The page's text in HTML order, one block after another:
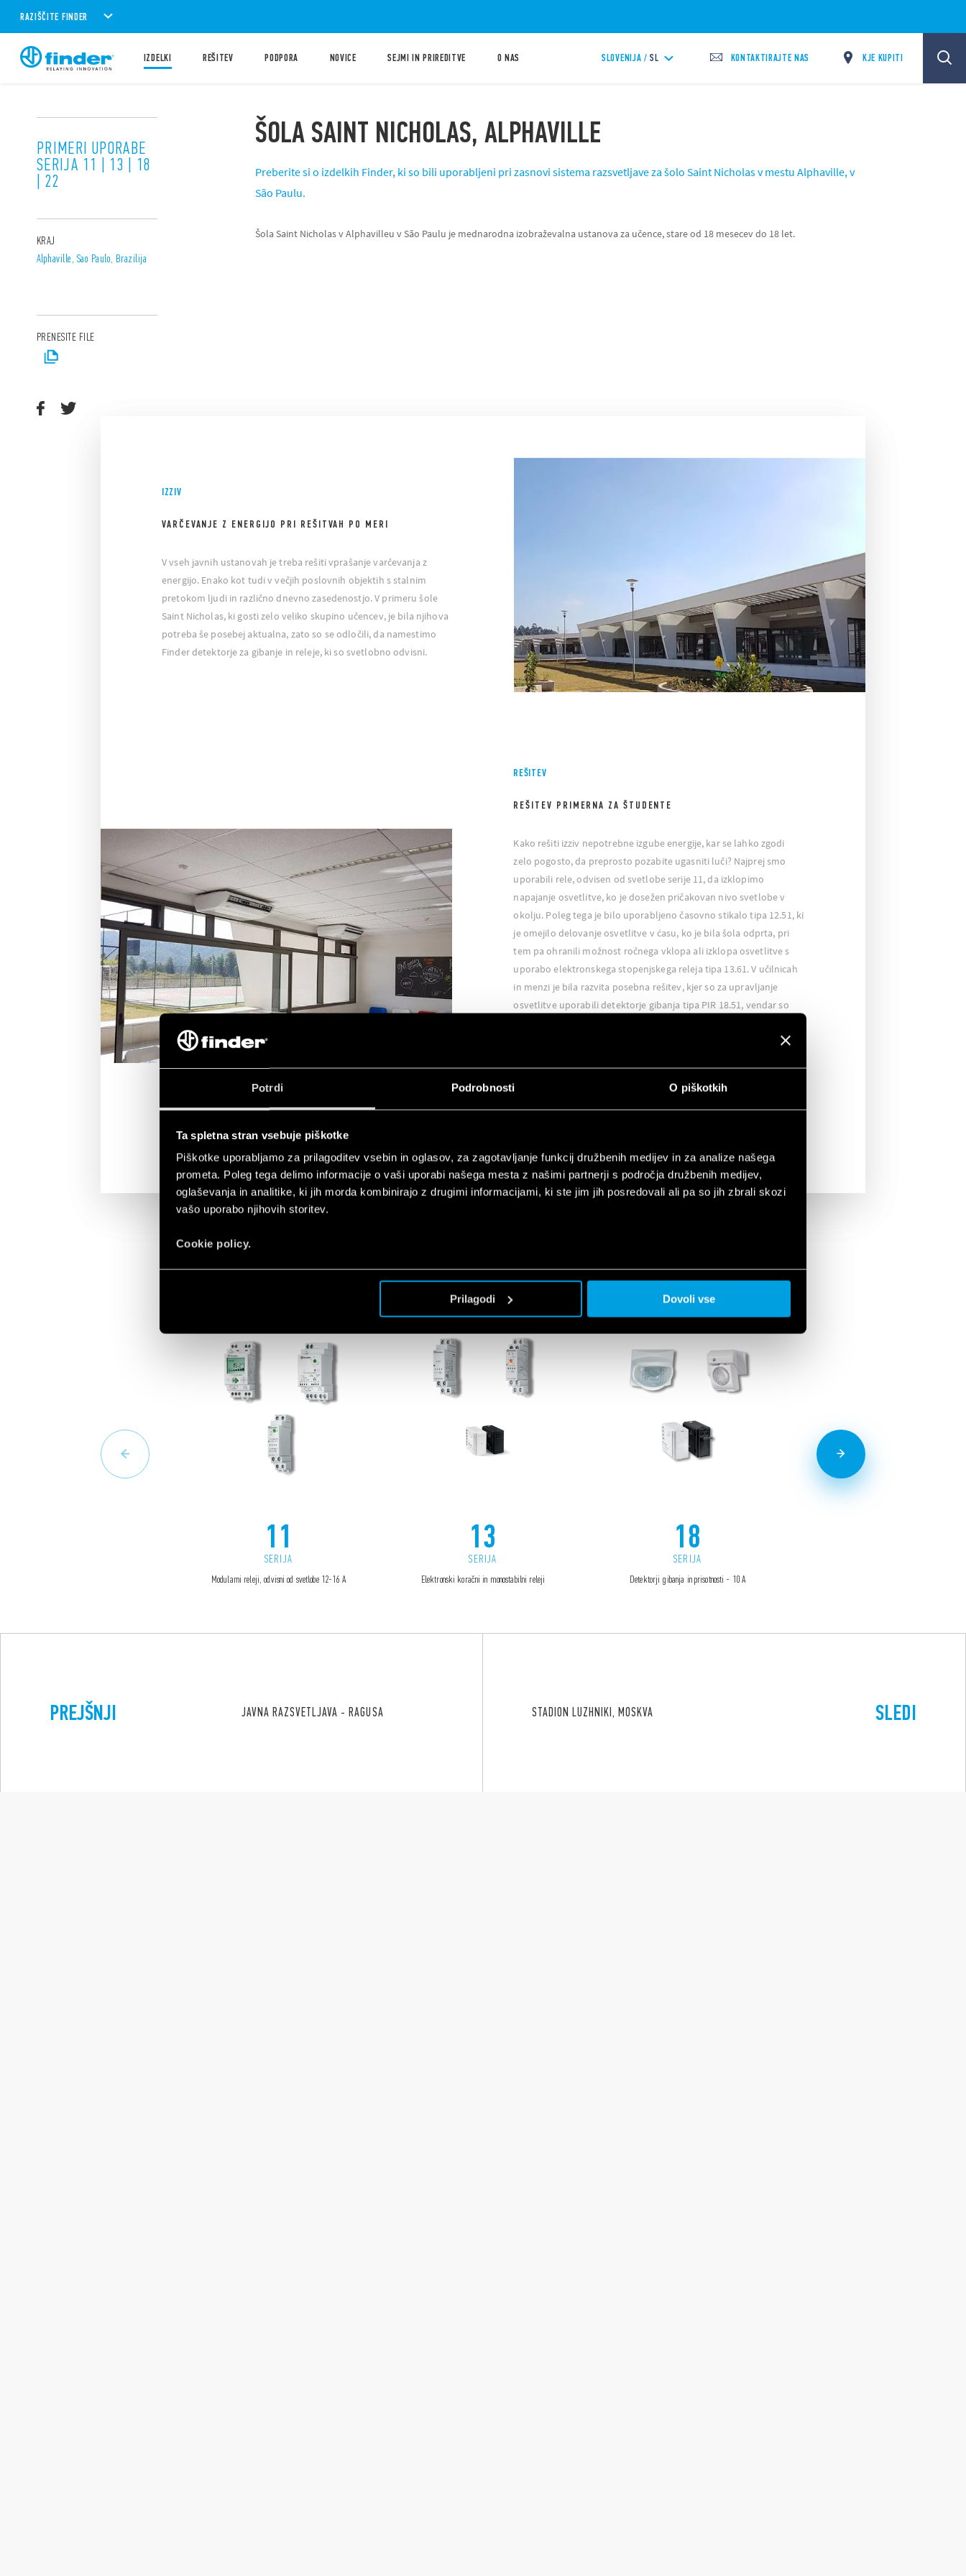
Potrdi Podrobnosti O piškotkih
Ta spletna stran vsebuje piškotke
Piškotke uporabljamo za prilagoditev vsebin in oglasov, za zagotavljanje funkcij družbenih medijev in za analize našega
prometa. Poleg tega delimo informacije o vaši uporabi našega mesta z našimi partnerji s področja družbenih medijev,
oglaševanja in analitike, ki jih morda kombinirajo z drugimi informacijami, ki ste jim jih posredovali ali pa so jih zbrali skozi
vašo uporabo njihovih storitev.
Cookie policy.
Prilagodi Dovoli vse
RAZIŠČITE FINDER
IZDELKI REŠITEV PODPORA NOVICE SEJMI IN PRIREDITVE O NAS SLOVENIJA / SL KONTAKTIRAJTE NAS KJE KUPITI
ŠOLA SAINT NICHOLAS, ALPHAVILLE
Preberite si o izdelkih Finder, ki so bili uporabljeni pri zasnovi sistema razsvetljave za šolo Saint Nicholas v mestu Alphaville, v
São Paulu.
Šola Saint Nicholas v Alphavilleu v São Paulu je mednarodna izobraževalna ustanova za učence, stare od 18 mesecev do 18 let.
PRIMERI UPORABE
SERIJA 11 | 13 | 18
| 22
KRAJ
Alphaville, Sao Paulo, Brazilija
PRENESITE FILE
IZZIV
VARČEVANJE Z ENERGIJO PRI REŠITVAH PO MERI
V vseh javnih ustanovah je treba rešiti vprašanje varčevanja z
energijo. Enako kot tudi v večjih poslovnih objektih s stalnim
pretokom ljudi in različno dnevno zasedenostjo. V primeru šole
Saint Nicholas, ki gosti zelo veliko skupino učencev, je bila njihova
potreba še posebej aktualna, zato so se odločili, da namestimo
Finder detektorje za gibanje in releje, ki so svetlobno odvisni.
REŠITEV
REŠITEV PRIMERNA ZA ŠTUDENTE
Kako rešiti izziv nepotrebne izgube energije, kar se lahko zgodi
zelo pogosto, da preprosto pozabite ugasniti luči? Najprej smo
uporabili rele, odvisen od svetlobe serije 11, da izklopimo
napajanje osvetlitve, ko je dosežen pričakovan nivo svetlobe v
okolju. Poleg tega je bilo uporabljeno časovno stikalo tipa 12.51, ki
je omejilo delovanje osvetlitve v ćasu, ko je bila šola odprta, pri
tem pa ohranili možnost ročnega vklopa ali izklopa osvetlitve s
uporabo elektronskega stopenjskega releja tipa 13.61. V učilnicah
in menzi je bila razvita posebna rešitev, kjer so za upravljanje
osvetlitve uporabili detektorje gibanja tipa PIR 18.51, vendar so
svetlobe v prostoru ni bila zadostna. Kot nadaljnji ukrep detektorji
način je bilo mogoče zmanjšati izgubo energije z omejevanjem
razsvetljave, kadar je to potrebno.
UPORABLJENI IZDELKI
11
SERIJA
Modularni releji, odvisni od svetlobe 12-16 A
13
SERIJA
Elektronski koračni in monostabilni releji
18
SERIJA
Detektorji gibanja in prisotnosti - 10 A
PREJŠNJI JAVNA RAZSVETLJAVA - RAGUSA SLEDI
STADION LUZHNIKI, MOSKVA